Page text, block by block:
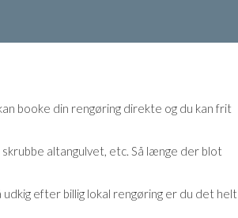
booke din rengøring direkte og du kan frit
altangulvet, etc. Så længe der blot
efter billig lokal rengøring er du det helt